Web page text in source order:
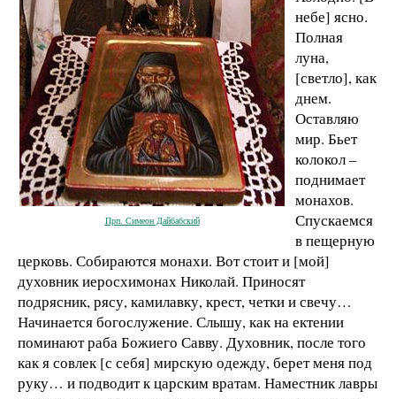
Прп. Симеон Дайбабский
небе] ясно.
Полная
луна,
[светло], как
днем.
Оставляю
мир. Бьет
колокол –
поднимает
монахов.
Спускаемся
в пещерную
церковь. Собираются монахи. Вот стоит и [мой]
духовник иеросхимонах Николай. Приносят
подрясник, рясу, камилавку, крест, четки и свечу…
Начинается богослужение. Слышу, как на ектении
поминают раба Божиего Савву. Духовник, после того
как я совлек [с себя] мирскую одежду, берет меня под
руку… и подводит к царским вратам. Наместник лавры